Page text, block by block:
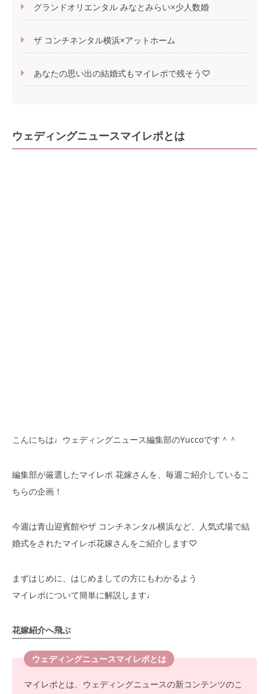
グランドオリエンタル みなとみらい×少人数婚
ザ コンチネンタル横浜×アットホーム
あなたの思い出の結婚式もマイレポで残そう♡
ウェディングニュースマイレポとは
こんにちは♩ウェディングニュース編集部のYuccoです＾＾
編集部が厳選したマイレポ 花嫁さんを、毎週ご紹介しているこ
ちらの企画！
今週は青山迎賓館やザ コンチネンタル横浜など、人気式場で結
婚式をされたマイレポ花嫁さんをご紹介します♡
まずはじめに、はじめましての方にもわかるよう
マイレポについて簡単に解説します♩
花嫁紹介へ飛ぶ
ウェディングニュースマイレポとは
マイレポとは、ウェディングニュースの新コンテンツのこ